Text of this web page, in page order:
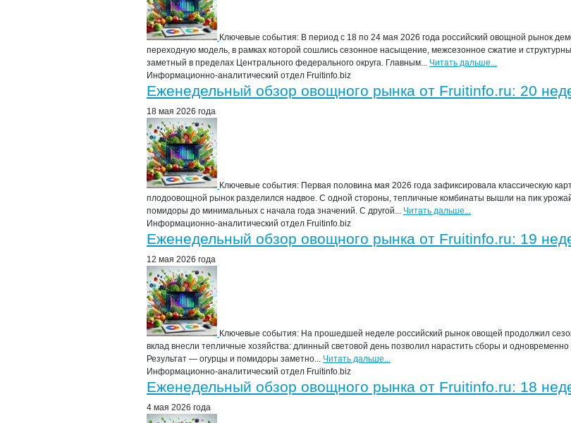
Ключевые события: В период с 18 по 24 мая 2026 года российский овощной рынок
переходную модель, в рамках которой сошлись сезонное насыщение, межсезонное сжатие и
заметный в пределах Центрального федерального округа. Главным... Читать дальше...
Информационно-аналитический отдел Fruitinfo.biz
Еженедельный обзор овощного рынка от Fruitinfo.ru: 20
18 мая 2026 года
Ключевые события: Первая половина мая 2026 года зафиксировала классическую
плодоовощной рынок разделился надвое. С одной стороны, тепличные комбинаты вышли на пик
помидоры до минимальных с начала года значений. С другой... Читать дальше...
Информационно-аналитический отдел Fruitinfo.biz
Еженедельный обзор овощного рынка от Fruitinfo.ru: 19
12 мая 2026 года
Ключевые события: На прошедшей неделе российский рынок овощей продолжил
вклад внесли тепличные хозяйства: длинный световой день позволил нарастить сборы и одновременно
Результат — огурцы и помидоры заметно... Читать дальше...
Информационно-аналитический отдел Fruitinfo.biz
Еженедельный обзор овощного рынка от Fruitinfo.ru: 18
4 мая 2026 года